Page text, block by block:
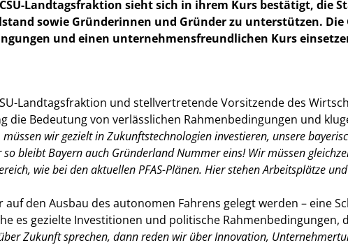
Landtagsfraktion sieht sich in ihrem Kurs bestätigt, die
sowie Gründerinnen und Gründer zu unterstützen.
und einen unternehmensfreundlichen Kurs
Landtagsfraktion und stellvertretende Vorsitzende des
die Bedeutung von verlässlichen Rahmenbedingungen und
wir gezielt in Zukunftstechnologien investieren, unsere
bleibt Bayern auch Gründerland Nummer eins! Wir müssen
wie bei den aktuellen PFAS-Plänen. Hier stehen Arbeitsplätze
den Ausbau des autonomen Fahrens gelegt werden – eine
es gezielte Investitionen und politische Rahmenbedingungen,
Zukunft sprechen, dann reden wir über Innovation,